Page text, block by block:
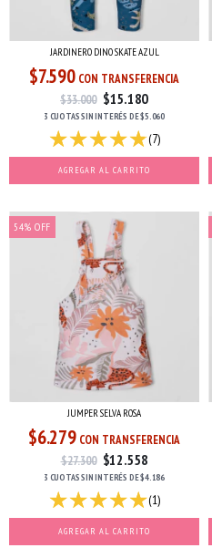
JARDINERO DINO SKATE AZUL
$7.590 CON TRANSFERENCIA
$33.000 $15.180
3 CUOTASSIN INTERÉS DE$5.060
(7)
AGREGAR AL CARRITO
54% OFF
JUMPER SELVA ROSA
$6.279 CON TRANSFERENCIA
$27.300 $12.558
3 CUOTASSIN INTERÉS DE$4.186
(1)
AGREGAR AL CARRITO